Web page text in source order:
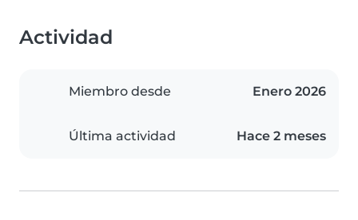
Actividad
Miembro desde Enero 2026
Última actividad Hace 2 meses